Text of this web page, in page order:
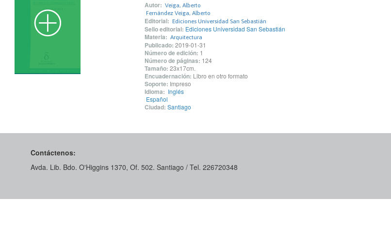
Autor: Veiga, Alberto
Fernández Veiga, Alberto
Editorial: Ediciones Universidad San Sebastián
Sello editorial: Ediciones Universidad San Sebastián
Materia: Arquitectura
Publicado: 2019-01-31
Número de edición: 1
Número de páginas: 124
Tamaño: 23x17cm.
Encuadernación: Libro en otro formato
Soporte: Impreso
Idioma: Inglés
Español
Ciudad: Santiago
Contáctenos:
Avda. Lib. Bdo. O'Higgins 1370, Of. 502. Santiago / Tel. 226720348